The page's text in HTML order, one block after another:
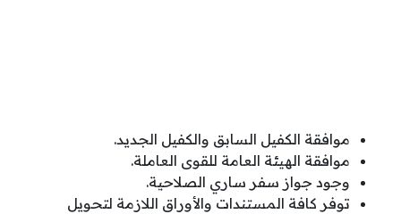
موافقة الكفيل السابق والكفيل الجديد.
موافقة الهيئة العامة للقوى العاملة.
وجود جواز سفر ساري الصلاحية.
توفر كافة المستندات والأوراق اللازمة لتحويل